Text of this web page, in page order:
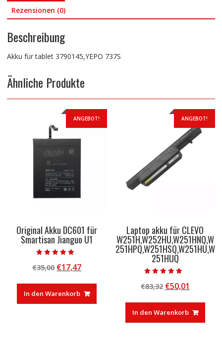
Rezensionen (0)
Beschreibung
Akku für tablet 3790145,YEPO 737S
Ähnliche Produkte
ANGEBOT!
Original Akku DC601 für
Smartisan Jianguo U1
5.00
von 5
€35,00 Ursprünglicher
war:
€35,00
€17,47Aktueller
ist:
€17,47.
In den Warenkorb
ANGEBOT!
Laptop akku für CLEVO
W251H,W252HU,W251HNQ,W
251HPQ,W251HSQ,W251HU,W
251HUQ
5.00
von 5
€83,32 Ursprünglicher
war:
€83,32
€50,01
ist:
€50,01.
In den Warenkorb